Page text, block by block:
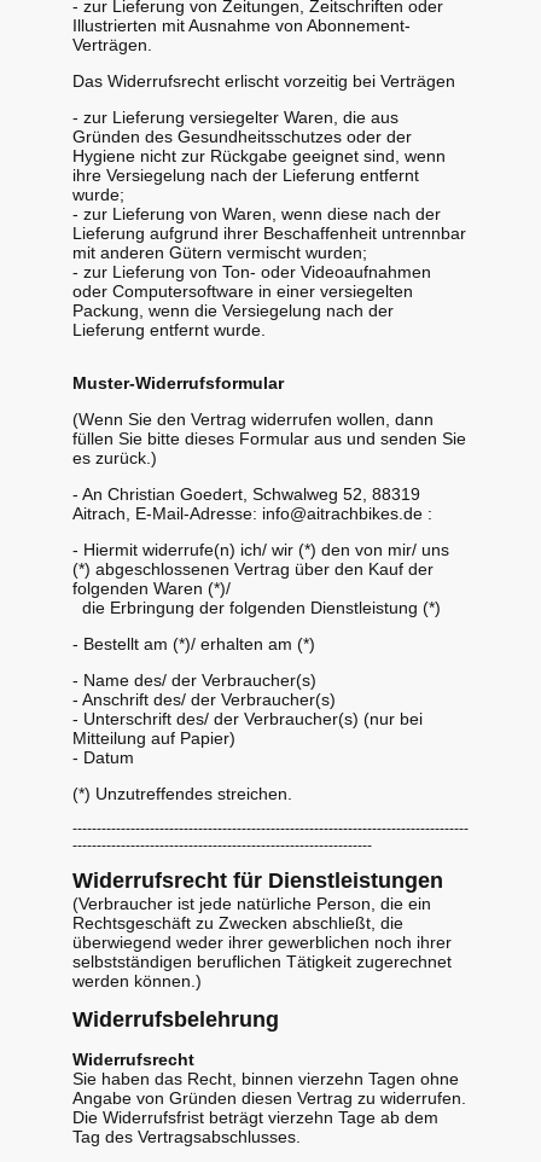
- zur Lieferung von Zeitungen, Zeitschriften oder
Illustrierten mit Ausnahme von Abonnement-
Verträgen.
Das Widerrufsrecht erlischt vorzeitig bei Verträgen
- zur Lieferung versiegelter Waren, die aus
Gründen des Gesundheitsschutzes oder der
Hygiene nicht zur Rückgabe geeignet sind, wenn
ihre Versiegelung nach der Lieferung entfernt
wurde;
- zur Lieferung von Waren, wenn diese nach der
Lieferung aufgrund ihrer Beschaffenheit untrennbar
mit anderen Gütern vermischt wurden;
- zur Lieferung von Ton- oder Videoaufnahmen
oder Computersoftware in einer versiegelten
Packung, wenn die Versiegelung nach der
Lieferung entfernt wurde.
Muster-Widerrufsformular
(Wenn Sie den Vertrag widerrufen wollen, dann
füllen Sie bitte dieses Formular aus und senden Sie
es zurück.)
- An Christian Goedert, Schwalweg 52, 88319
Aitrach, E-Mail-Adresse: info@aitrachbikes.de :
- Hiermit widerrufe(n) ich/ wir (*) den von mir/ uns
(*) abgeschlossenen Vertrag über den Kauf der
folgenden Waren (*)/
die Erbringung der folgenden Dienstleistung (*)
- Bestellt am (*)/ erhalten am (*)
- Name des/ der Verbraucher(s)
- Anschrift des/ der Verbraucher(s)
- Unterschrift des/ der Verbraucher(s) (nur bei
Mitteilung auf Papier)
- Datum
(*) Unzutreffendes streichen.
----------------------------------------------------------------------------------
--------------------------------------------------------------
Widerrufsrecht für Dienstleistungen
(Verbraucher ist jede natürliche Person, die ein
Rechtsgeschäft zu Zwecken abschließt, die
überwiegend weder ihrer gewerblichen noch ihrer
selbstständigen beruflichen Tätigkeit zugerechnet
werden können.)
Widerrufsbelehrung
Widerrufsrecht
Sie haben das Recht, binnen vierzehn Tagen ohne
Angabe von Gründen diesen Vertrag zu widerrufen.
Die Widerrufsfrist beträgt vierzehn Tage ab dem
Tag des Vertragsabschlusses.